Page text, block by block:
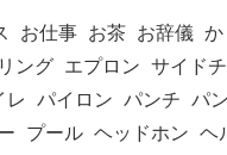
お仕事 お茶 お辞儀 か
ング エプロン サイド
レ パイロン パンチ パ
プール ヘッドホン ヘ